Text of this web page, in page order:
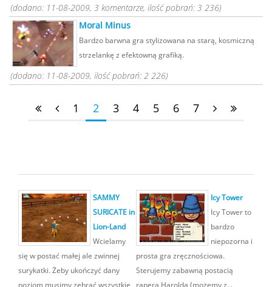
(dodano: 11-08-2009, 3 komentarze, ilość pobrań: 3 236)
Moral Minus
Bardzo barwna gra stylizowana na starą, kosmiczną
strzelankę z efektowną grafiką.
(dodano: 11-08-2009, ilość pobrań: 2 226)
1 2 3 4 5 6 7
SAMMY
SURICATE in
Lion-Land
Wcielamy
się w postać małej ale zwinnej
surykatki. Żeby ukończyć dany
poziom musimy zebrać wszystkie
Icy Tower
Icy Tower to
bardzo
niepozorna i
prosta gra zręcznościowa.
Sterujemy zabawną postacią
rapera Harolda (możemy z...